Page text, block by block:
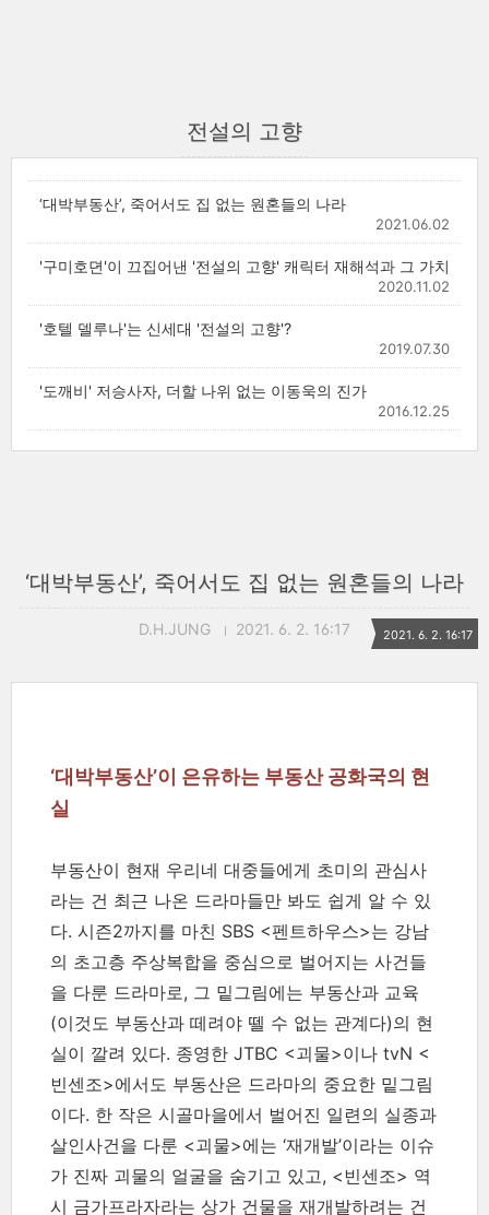
전설의 고향
‘대박부동산’, 죽어서도 집 없는 원혼들의 나라
2021.06.02
'구미호뎐'이 끄집어낸 '전설의 고향' 캐릭터 재해석과 그 가치
2020.11.02
'호텔 델루나'는 신세대 '전설의 고향'?
2019.07.30
'도깨비' 저승사자, 더할 나위 없는 이동욱의 진가
2016.12.25
‘대박부동산’, 죽어서도 집 없는 원혼들의 나라
D.H.JUNG 2021. 6. 2. 16:17 2021. 6. 2. 16:17
‘대박부동산’이 은유하는 부동산 공화국의 현
실
부동산이 현재 우리네 대중들에게 초미의 관심사
라는 건 최근 나온 드라마들만 봐도 쉽게 알 수 있
다. 시즌2까지를 마친 SBS <펜트하우스>는 강남
의 초고층 주상복합을 중심으로 벌어지는 사건들
을 다룬 드라마로, 그 밑그림에는 부동산과 교육
(이것도 부동산과 떼려야 뗄 수 없는 관계다)의 현
실이 깔려 있다. 종영한 JTBC <괴물>이나 tvN <
빈센조>에서도 부동산은 드라마의 중요한 밑그림
이다. 한 작은 시골마을에서 벌어진 일련의 실종과
살인사건을 다룬 <괴물>에는 ‘재개발’이라는 이슈
가 진짜 괴물의 얼굴을 숨기고 있고, <빈센조> 역
시 금가프라자라는 상가 건물을 재개발하려는 건